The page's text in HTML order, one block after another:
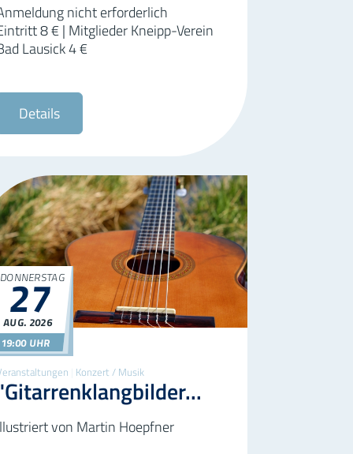
nicht erforderlich
8 € | Mitglieder Kneipp-Verein
Lausick 4 €
Details
Konzert / Musik
DONNERSTAG
27
AUG. 2026
19:00 UHR
von Martin Hoepfner